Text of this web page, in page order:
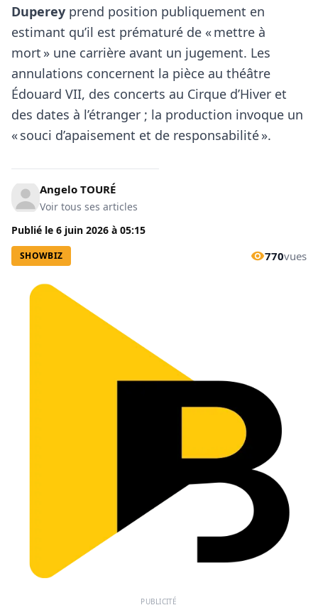
Duperey prend position publiquement en
estimant qu’il est prématuré de « mettre à
mort » une carrière avant un jugement. Les
annulations concernent la pièce au théâtre
Édouard VII, des concerts au Cirque d’Hiver et
des dates à l’étranger ; la production invoque un
« souci d’apaisement et de responsabilité ».
Angelo TOURÉ
Voir tous ses articles
Publié le 6 juin 2026 à 05:15
SHOWBIZ 770vues
PUBLICITÉ